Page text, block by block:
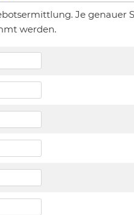
Je genauer
werden.